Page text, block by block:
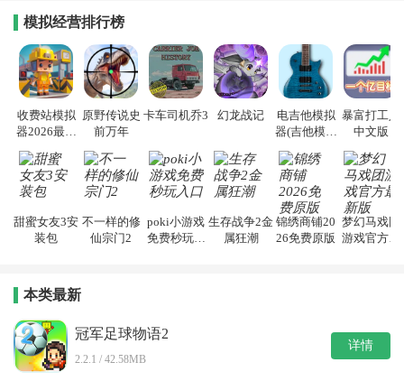
模拟经营排行榜
收费站模拟
器2026最新
原野传说史
前万年
卡车司机乔3 幻龙战记
电吉他模拟
器(吉他模拟
暴富打工人
中文版
甜蜜女友3安
装包
不一样的修
仙宗门2
poki小游戏
免费秒玩入
生存战争2金
属狂潮
锦绣商铺20
26免费原版
梦幻马戏团
游戏官方最
本类最新
冠军足球物语2
2.2.1 / 42.58MB
详情